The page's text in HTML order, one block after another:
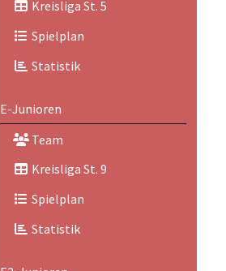
Kreisliga St. 5
Spielplan
Statistik
E-Junioren
Team
Kreisliga St. 9
Spielplan
Statistik